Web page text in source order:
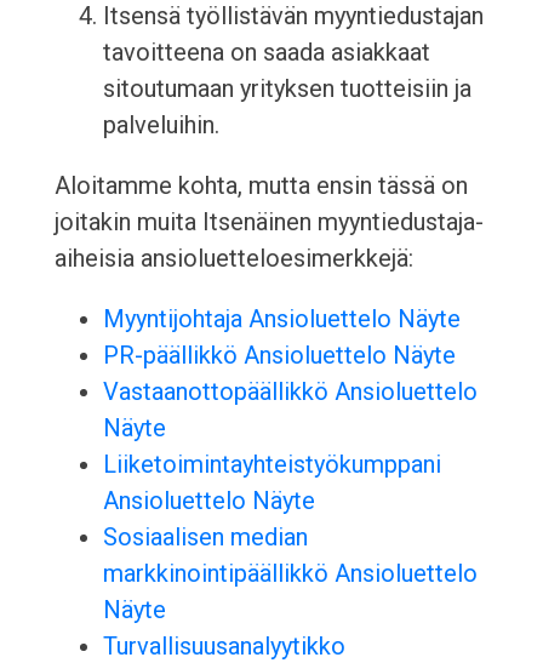
Itsensä työllistävän myyntiedustajan
tavoitteena on saada asiakkaat
sitoutumaan yrityksen tuotteisiin ja
palveluihin.
Aloitamme kohta, mutta ensin tässä on
joitakin muita Itsenäinen myyntiedustaja-
aiheisia ansioluetteloesimerkkejä:
Myyntijohtaja Ansioluettelo Näyte
PR-päällikkö Ansioluettelo Näyte
Vastaanottopäällikkö Ansioluettelo
Näyte
Liiketoimintayhteistyökumppani
Ansioluettelo Näyte
Sosiaalisen median
markkinointipäällikkö Ansioluettelo
Näyte
Turvallisuusanalyytikko